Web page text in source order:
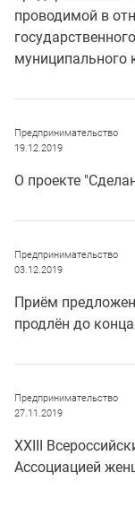
проводимой в
муниципального
Предпринимательство
19.12.2019
О проекте
Предпринимательство
03.12.2019
Приём
продлён до
Предпринимательство
27.11.2019
XXIII
Ассоциацией